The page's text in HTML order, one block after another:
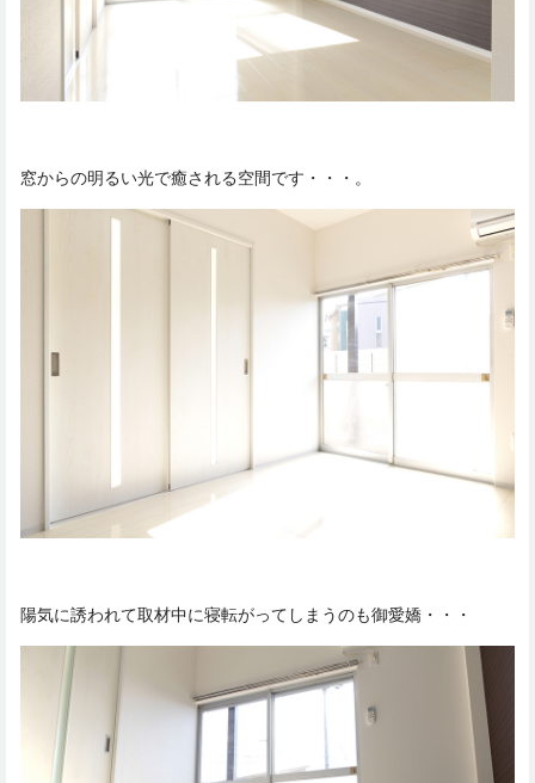
窓からの明るい光で癒される空間です・・・。
陽気に誘われて取材中に寝転がってしまうのも御愛嬌・・・